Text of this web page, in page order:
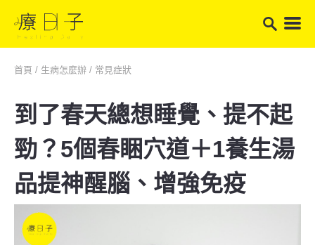
首頁 / 生病怎麼辦 / 常見症狀
到了春天總想睡覺、提不起
勁？5個春睏穴道＋1養生湯
品提神醒腦、增強免疫